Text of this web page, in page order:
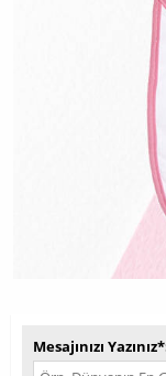
Mesajınızı Yazınız*